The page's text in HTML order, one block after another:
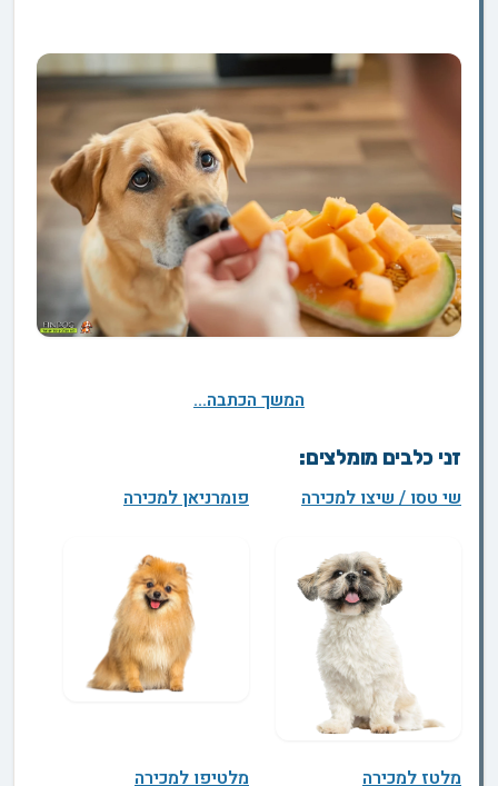
המשך הכתבה...
זני כלבים מומלצים:
שי טסו / שיצו למכירה פומרניאן למכירה
מלטז למכירה מלטיפו למכירה